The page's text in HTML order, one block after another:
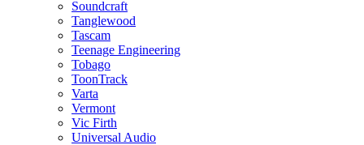
Soundcraft
Tanglewood
Tascam
Teenage Engineering
Tobago
ToonTrack
Varta
Vermont
Vic Firth
Universal Audio